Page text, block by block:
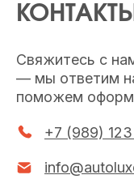
КОНТАКТЫ
Свяжитесь с
— мы ответим
поможем
+7 (989)